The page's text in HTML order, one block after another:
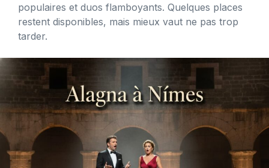
populaires et duos flamboyants. Quelques places
restent disponibles, mais mieux vaut ne pas trop
tarder.